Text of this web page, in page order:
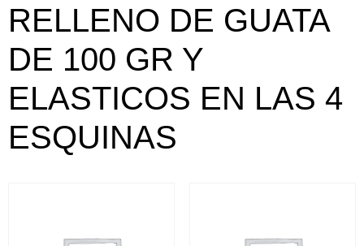
RELLENO DE GUATA
DE 100 GR Y
ELASTICOS EN LAS 4
ESQUINAS